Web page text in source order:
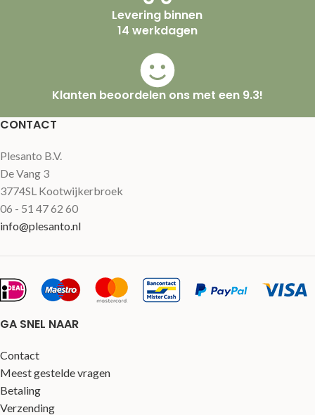
Levering binnen
14 werkdagen
Klanten beoordelen ons met een 9.3!
CONTACT
Plesanto B.V.
De Vang 3
3774SL Kootwijkerbroek
06 - 51 47 62 60
info@plesanto.nl
GA SNEL NAAR
Contact
Meest gestelde vragen
Betaling
Verzending